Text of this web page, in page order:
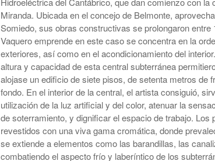
Miranda. Ubicada en el concejo de Belmonte,
Somiedo, sus obras constructivas se prolongaron entre
Vaquero emprende en este caso se concentra en la
exteriores, así como en el acondicionamiento del
altura y capacidad de esta central subterránea
alojase un edificio de siete pisos, de setenta metros de
fondo. En el interior de la central, el artista consiguió,
utilización de la luz artificial y del color, atenuar la
de soterramiento, y dignificar el espacio de trabajo. Los
revestidos con una viva gama cromática, donde
se extiende a elementos como las barandillas, las
combatiendo el aspecto frío y laberíntico de los